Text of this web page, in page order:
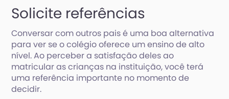
Solicite referências
Conversar com outros pais é uma boa alternativa
para ver se o colégio oferece um ensino de alto
nível. Ao perceber a satisfação deles ao
matricular as crianças na instituição, você terá
uma referência importante no momento de
decidir.